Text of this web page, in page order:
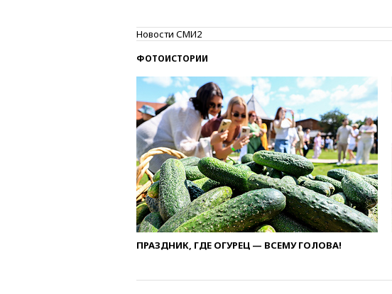
Новости СМИ2
ФОТОИСТОРИИ
ПРАЗДНИК, ГДЕ ОГУРЕЦ — ВСЕМУ ГОЛОВА!